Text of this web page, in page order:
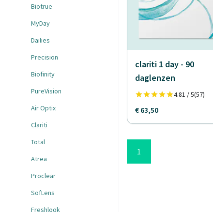
Biotrue
MyDay
Dailies
Precision
Biofinity
PureVision
Air Optix
Clariti
Total
Atrea
Proclear
SofLens
Freshlook
clariti 1 day - 90
daglenzen
4.81 / 5(57)
€ 63,50
1